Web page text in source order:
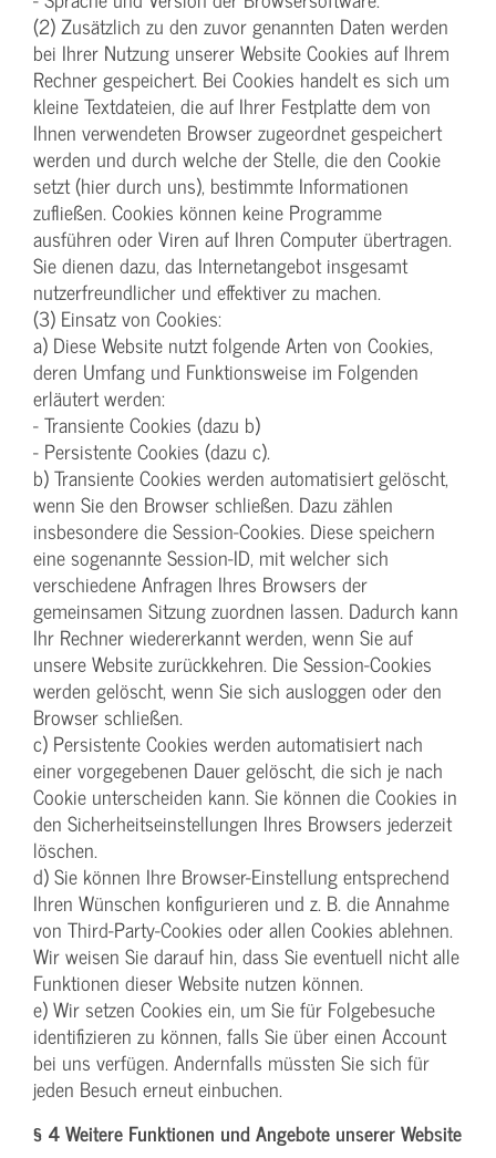
(2) Zusätzlich zu den zuvor genannten Daten werden
bei Ihrer Nutzung unserer Website Cookies auf Ihrem
Rechner gespeichert. Bei Cookies handelt es sich um
kleine Textdateien, die auf Ihrer Festplatte dem von
Ihnen verwendeten Browser zugeordnet gespeichert
werden und durch welche der Stelle, die den Cookie
setzt (hier durch uns), bestimmte Informationen
zufließen. Cookies können keine Programme
ausführen oder Viren auf Ihren Computer übertragen.
Sie dienen dazu, das Internetangebot insgesamt
nutzerfreundlicher und effektiver zu machen.
(3) Einsatz von Cookies:
a) Diese Website nutzt folgende Arten von Cookies,
deren Umfang und Funktionsweise im Folgenden
erläutert werden:
- Transiente Cookies (dazu b)
- Persistente Cookies (dazu c).
b) Transiente Cookies werden automatisiert gelöscht,
wenn Sie den Browser schließen. Dazu zählen
insbesondere die Session-Cookies. Diese speichern
eine sogenannte Session-ID, mit welcher sich
verschiedene Anfragen Ihres Browsers der
gemeinsamen Sitzung zuordnen lassen. Dadurch kann
Ihr Rechner wiedererkannt werden, wenn Sie auf
unsere Website zurückkehren. Die Session-Cookies
werden gelöscht, wenn Sie sich ausloggen oder den
Browser schließen.
c) Persistente Cookies werden automatisiert nach
einer vorgegebenen Dauer gelöscht, die sich je nach
Cookie unterscheiden kann. Sie können die Cookies in
den Sicherheitseinstellungen Ihres Browsers jederzeit
löschen.
d) Sie können Ihre Browser-Einstellung entsprechend
Ihren Wünschen konfigurieren und z. B. die Annahme
von Third-Party-Cookies oder allen Cookies ablehnen.
Wir weisen Sie darauf hin, dass Sie eventuell nicht alle
Funktionen dieser Website nutzen können.
e) Wir setzen Cookies ein, um Sie für Folgebesuche
identifizieren zu können, falls Sie über einen Account
bei uns verfügen. Andernfalls müssten Sie sich für
jeden Besuch erneut einbuchen.
§ 4 Weitere Funktionen und Angebote unserer Website